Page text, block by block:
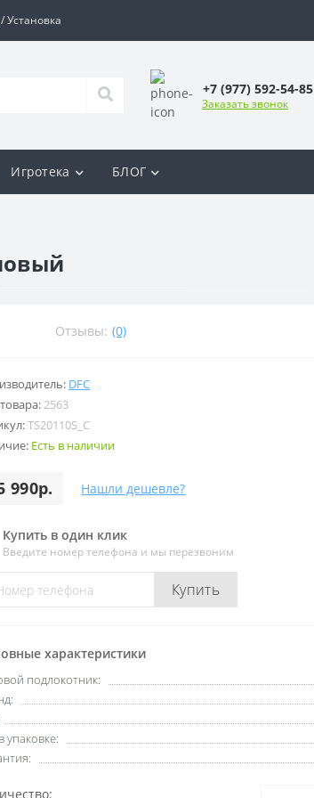
Установка
+7 (977) 592-54-85
Заказать звонок
Игротека БЛОГ
Отзывы: (0)
DFC
2563
TS20110S_C
Есть в наличии
990р. Нашли дешевле?
Купить в один клик
Введите номер телефона и мы перезвоним
Купить
характеристики
подлокотник:
упаковке: